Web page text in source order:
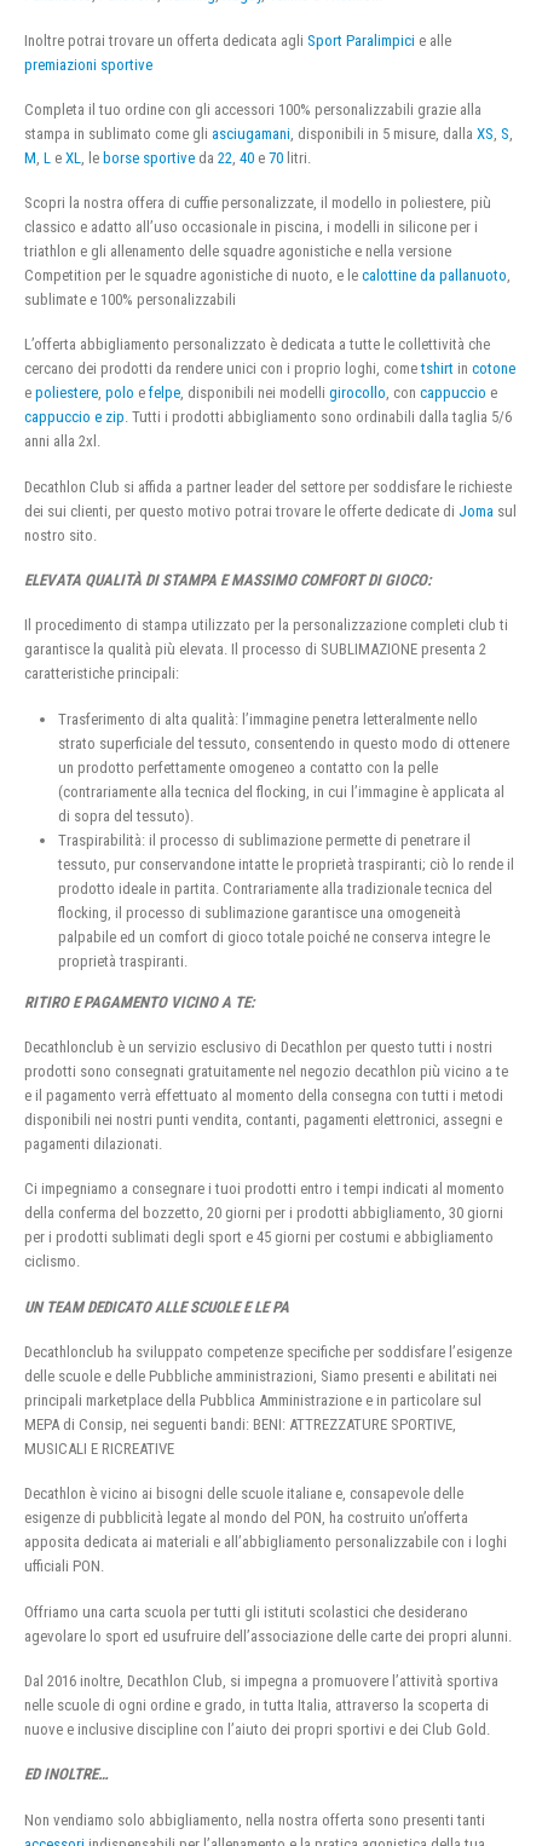
Inoltre potrai trovare un offerta dedicata agli Sport Paralimpici e alle
premiazioni sportive
Completa il tuo ordine con gli accessori 100% personalizzabili grazie alla
stampa in sublimato come gli asciugamani , disponibili in 5 misure, dalla XS S
M L e XL , le borse sportive da 22 40 e 70 litri.
Scopri la nostra offera di cuffie personalizzate, il modello in poliestere, più
classico e adatto all’uso occasionale in piscina, i modelli in silicone per i
triathlon e gli allenamento delle squadre agonistiche e nella versione
Competition per le squadre agonistiche di nuoto, e le calottine da pallanuoto,
sublimate e 100% personalizzabili
L’offerta abbigliamento personalizzato è dedicata a tutte le collettività che
cercano dei prodotti da rendere unici con i proprio loghi, cometshirt in cotone
e poliestere, polo e felpe, disponibili nei modelli girocollo, con cappuccio e
cappuccio e zip. Tutti i prodotti abbigliamento sono ordinabili dalla taglia 5/6
anni alla 2xl.
Decathlon Club si affida a partner leader del settore per soddisfare le richieste
dei sui clienti, per questo motivo potrai trovare le offerte dedicate di Joma sul
nostro sito.
ELEVATA QUALITÀ DI STAMPA E MASSIMO COMFORT DI GIOCO:
Il procedimento di stampa utilizzato per la personalizzazione completi club ti
garantisce la qualità più elevata. Il processo di SUBLIMAZIONE presenta 2
caratteristiche principali:
Trasferimento di alta qualità: l’immagine penetra letteralmente nello
strato superficiale del tessuto, consentendo in questo modo di ottenere
un prodotto perfettamente omogeneo a contatto con la pelle
(contrariamente alla tecnica del flocking, in cui l’immagine è applicata al
di sopra del tessuto).
Traspirabilità: il processo di sublimazione permette di penetrare il
tessuto, pur conservandone intatte le proprietà traspiranti; ciò lo rende il
prodotto ideale in partita. Contrariamente alla tradizionale tecnica del
flocking, il processo di sublimazione garantisce una omogeneità
palpabile ed un comfort di gioco totale poiché ne conserva integre le
proprietà traspiranti.
RITIRO E PAGAMENTO VICINO A TE:
Decathlonclub è un servizio esclusivo di Decathlon per questo tutti i nostri
prodotti sono consegnati gratuitamente nel negozio decathlon più vicino a te
e il pagamento verrà effettuato al momento della consegna con tutti i metodi
disponibili nei nostri punti vendita, contanti, pagamenti elettronici, assegni e
pagamenti dilazionati.
Ci impegniamo a consegnare i tuoi prodotti entro i tempi indicati al momento
della conferma del bozzetto, 20 giorni per i prodotti abbigliamento, 30 giorni
per i prodotti sublimati degli sport e 45 giorni per costumi e abbigliamento
ciclismo.
UN TEAM DEDICATO ALLE SCUOLE E LE PA
Decathlonclub ha sviluppato competenze specifiche per soddisfare l’esigenze
delle scuole e delle Pubbliche amministrazioni, Siamo presenti e abilitati nei
principali marketplace della Pubblica Amministrazione e in particolare sul
MEPA di Consip, nei seguenti bandi: BENI: ATTREZZATURE SPORTIVE,
MUSICALI E RICREATIVE
Decathlon è vicino ai bisogni delle scuole italiane e, consapevole delle
esigenze di pubblicità legate al mondo del PON, ha costruito un’offerta
apposita dedicata ai materiali e all’abbigliamento personalizzabile con i loghi
ufficiali PON.
Offriamo una carta scuola per tutti gli istituti scolastici che desiderano
agevolare lo sport ed usufruire dell’associazione delle carte dei propri alunni.
Dal 2016 inoltre, Decathlon Club, si impegna a promuovere l’attività sportiva
nelle scuole di ogni ordine e grado, in tutta Italia, attraverso la scoperta di
nuove e inclusive discipline con l’aiuto dei propri sportivi e dei Club Gold.
ED INOLTRE…
Non vendiamo solo abbigliamento, nella nostra offerta sono presenti tanti